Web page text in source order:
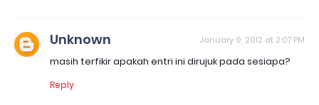
Unknown January 9, 2012 at 2:07 PM
masih terfikir apakah entri ini dirujuk pada sesiapa?
Reply